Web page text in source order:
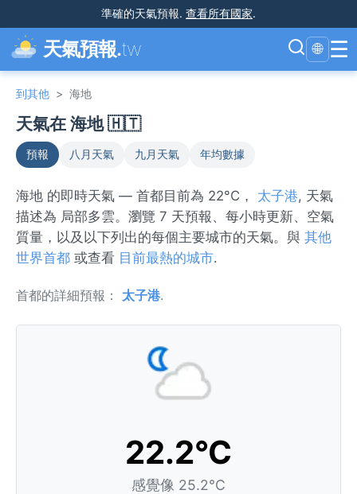
準確的天氣預報. 查看所有國家.
天氣預報.tw 🌐 ☰
到其他 > 海地
天氣在 海地 🇭🇹
預報 八月天氣 九月天氣 年均數據
海地 的即時天氣 — 首都目前為 22°C， 太子港, 天氣
描述為 局部多雲。瀏覽 7 天預報、每小時更新、空氣
質量，以及以下列出的每個主要城市的天氣。與 其他
世界首都 或查看 目前最熱的城市.
首都的詳細預報： 太子港.
22.2°C
感覺像 25.2°C